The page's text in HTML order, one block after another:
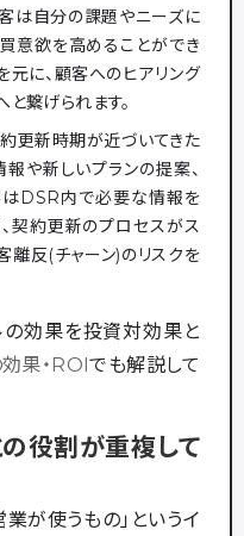
は自分の課題やニーズに
意欲を高めることができ
元に、顧客へのヒアリング
繋げられます。
更新時期が近づいてきた
や新しいプランの提案、
はDSR内で必要な情報を
契約更新のプロセスがス
離反(チャーン)のリスクを
の効果を投資対効果と
果・ROIでも解説して
役割が重複して
が使うもの」というイ